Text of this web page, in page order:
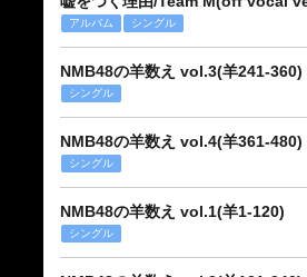
アルバム シングル
NMB48の羊数え vol.3(羊241-360)
シングル
NMB48の羊数え vol.4(羊361-480)
シングル
NMB48の羊数え vol.1(羊1-120)
シングル